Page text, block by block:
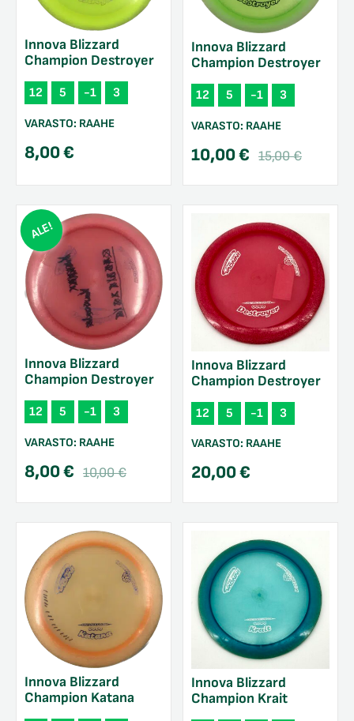
Innova Blizzard
Champion Destroyer
12 5 -1 3
VARASTO: RAAHE
8,00€
Innova Blizzard
Champion Destroyer
12 5 -1 3
VARASTO: RAAHE
15,00€
oli:
15,00
10,00€
on:
10,00
ALE!
Innova Blizzard
Champion Destroyer
12 5 -1 3
VARASTO: RAAHE
10,00€Alkuperäinen
oli:
10,00 €.
8,00€
Nykyinen
on:
8,00 €.
Innova Blizzard
Champion Destroyer
12 5 -1 3
VARASTO: RAAHE
20,00€
Innova Blizzard
Champion Katana
Innova Blizzard
Champion Krait